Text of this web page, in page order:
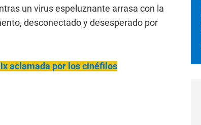
un virus espeluznante arrasa con la
desconectado y desesperado por
aclamada por los cinéfilos